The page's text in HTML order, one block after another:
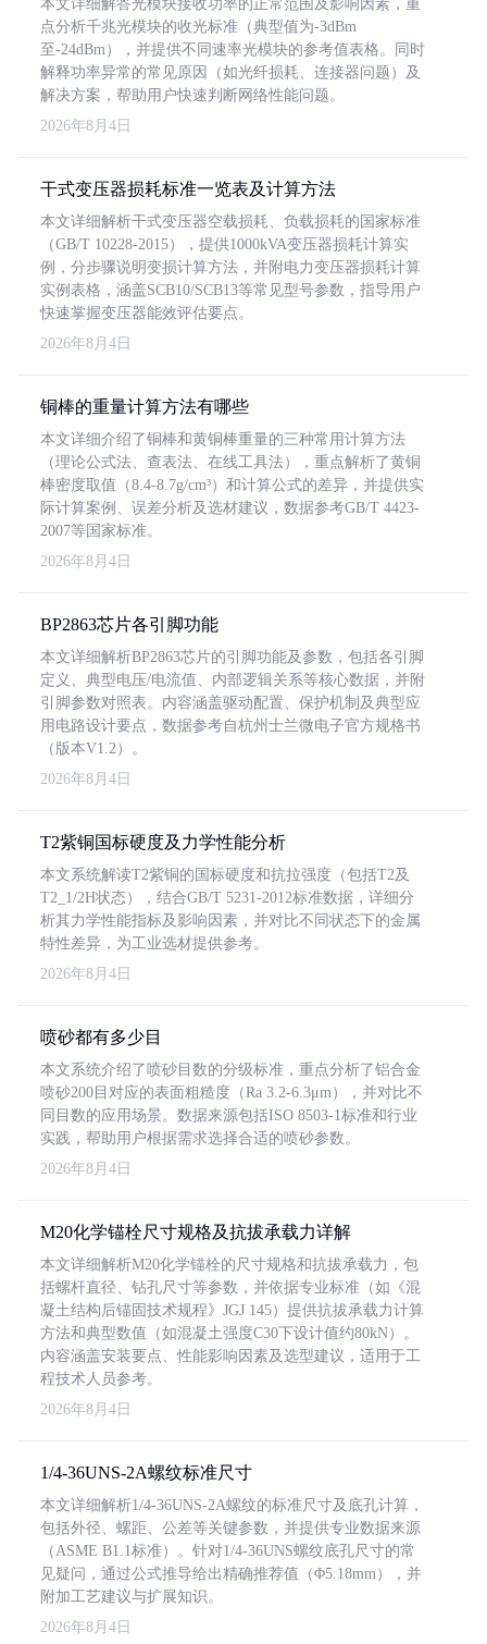
本文详细解答光模块接收功率的正常范围及影响因素，重
点分析千兆光模块的收光标准（典型值为-3dBm
至-24dBm），并提供不同速率光模块的参考值表格。同时
解释功率异常的常见原因（如光纤损耗、连接器问题）及
解决方案，帮助用户快速判断网络性能问题。
2026年8月4日
干式变压器损耗标准一览表及计算方法
本文详细解析干式变压器空载损耗、负载损耗的国家标准
（GB/T 10228-2015），提供1000kVA变压器损耗计算实
例，分步骤说明变损计算方法，并附电力变压器损耗计算
实例表格，涵盖SCB10/SCB13等常见型号参数，指导用户
快速掌握变压器能效评估要点。
2026年8月4日
铜棒的重量计算方法有哪些
本文详细介绍了铜棒和黄铜棒重量的三种常用计算方法
（理论公式法、查表法、在线工具法），重点解析了黄铜
棒密度取值（8.4-8.7g/cm³）和计算公式的差异，并提供实
际计算案例、误差分析及选材建议，数据参考GB/T 4423-
2007等国家标准。
2026年8月4日
BP2863芯片各引脚功能
本文详细解析BP2863芯片的引脚功能及参数，包括各引脚
定义、典型电压/电流值、内部逻辑关系等核心数据，并附
引脚参数对照表。内容涵盖驱动配置、保护机制及典型应
用电路设计要点，数据参考自杭州士兰微电子官方规格书
（版本V1.2）。
2026年8月4日
T2紫铜国标硬度及力学性能分析
本文系统解读T2紫铜的国标硬度和抗拉强度（包括T2及
T2_1/2H状态），结合GB/T 5231-2012标准数据，详细分
析其力学性能指标及影响因素，并对比不同状态下的金属
特性差异，为工业选材提供参考。
2026年8月4日
喷砂都有多少目
本文系统介绍了喷砂目数的分级标准，重点分析了铝合金
喷砂200目对应的表面粗糙度（Ra 3.2-6.3μm），并对比不
同目数的应用场景。数据来源包括ISO 8503-1标准和行业
实践，帮助用户根据需求选择合适的喷砂参数。
2026年8月4日
M20化学锚栓尺寸规格及抗拔承载力详解
本文详细解析M20化学锚栓的尺寸规格和抗拔承载力，包
括螺杆直径、钻孔尺寸等参数，并依据专业标准（如《混
凝土结构后锚固技术规程》JGJ 145）提供抗拔承载力计算
方法和典型数值（如混凝土强度C30下设计值约80kN）。
内容涵盖安装要点、性能影响因素及选型建议，适用于工
程技术人员参考。
2026年8月4日
1/4-36UNS-2A螺纹标准尺寸
本文详细解析1/4-36UNS-2A螺纹的标准尺寸及底孔计算，
包括外径、螺距、公差等关键参数，并提供专业数据来源
（ASME B1.1标准）。针对1/4-36UNS螺纹底孔尺寸的常
见疑问，通过公式推导给出精确推荐值（Φ5.18mm），并
附加工艺建议与扩展知识。
2026年8月4日